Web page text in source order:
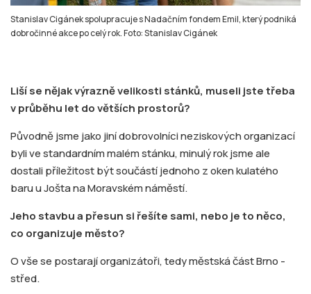
Stanislav Cigánek spolupracuje s Nadačním fondem Emil, který podniká
dobročinné akce po celý rok. Foto: Stanislav Cigánek
Liší se nějak výrazně velikosti stánků, museli jste třeba
v průběhu let do větších prostorů?
Původně jsme jako jiní dobrovolníci neziskových organizací
byli ve standardním malém stánku, minulý rok jsme ale
dostali příležitost být součástí jednoho z oken kulatého
baru u Jošta na Moravském náměstí.
Jeho stavbu a přesun si řešíte sami, nebo je to něco,
co organizuje město?
O vše se postarají organizátoři, tedy městská část Brno -
střed.